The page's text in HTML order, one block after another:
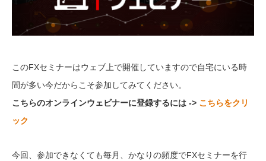
このFXセミナーはウェブ上で開催していますので自宅にいる時
間が多い今だからこそ参加してみてください。
こちらのオンラインウェビナーに登録するには -> こちらをクリ
ック
今回、参加できなくても毎月、かなりの頻度でFXセミナーを行